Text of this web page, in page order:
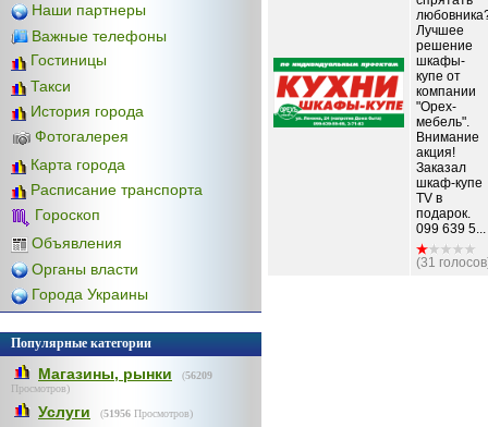
Наши партнеры
Важные телефоны
Гостиницы
Такси
История города
Фотогалерея
Карта города
Расписание транспорта
Гороскоп
Объявления
Органы власти
Города Украины
Популярные категории
Магазины, рынки (56209
Просмотров)
Услуги (51956 Просмотров)
Лучшее
решение
шкафы-
купе от
компании
"Орех-
мебель".
Внимание
акция!
Заказал
шкаф-купе
ТV в
подарок.
099 639 5...
(31